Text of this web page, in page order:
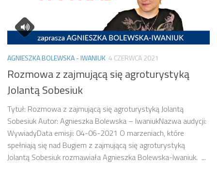
AGNIESZKA BOLEWSKA - IWANIUK 4 CZERWCA 2021
Rozmowa z zajmującą się agroturystyką
Jolantą Sobesiuk
Tytuł: Rozmowa z zajmującą się agroturystyką Jolantą
Sobesiuk Autor: Agnieszka Bolewska – IwaniukNazwa audycji:
WywiadyData emisji: 04-06-2021 O marzeniach, które
spełniają się nad Bugiem z zajmującą się agroturystyką
Jolantą Sobesiuk rozmawiała Agnieszka Bolewska-Iwaniuk. ...